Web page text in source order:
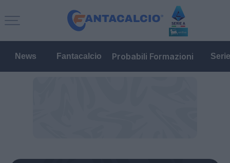
News Fantacalcio Probabili Formazioni